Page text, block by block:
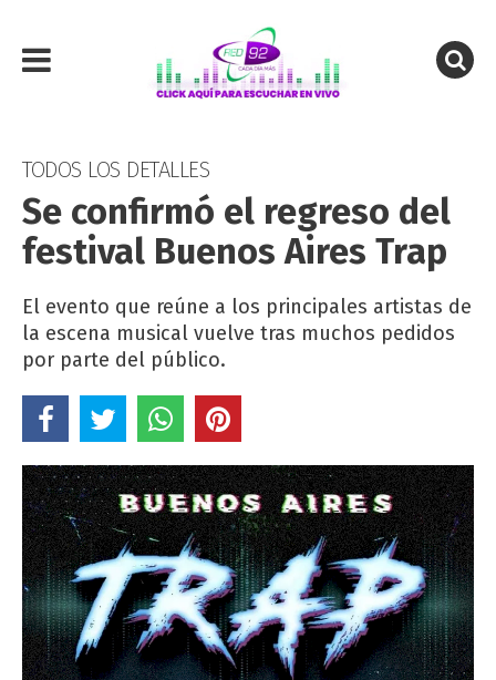
TODOS LOS DETALLES
Se confirmó el regreso del
festival Buenos Aires Trap
El evento que reúne a los principales artistas de
la escena musical vuelve tras muchos pedidos
por parte del público.